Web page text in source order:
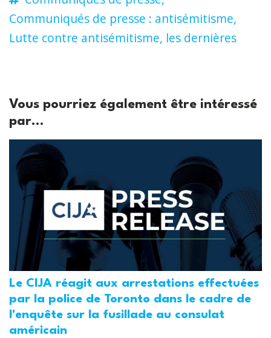
Communiqués de presse : antisémitisme,
Lutte contre antisémitisme, les dernières
Vous pourriez également être intéressé
par...
Le CIJA réagit aux arrestations effectuées
par la police de Toronto dans le cadre de
l'enquête sur la fusillade au consulat
américain